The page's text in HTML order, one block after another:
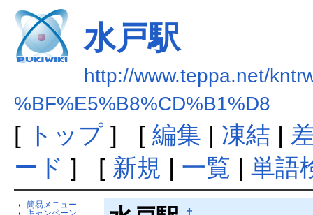
水戸駅
http://www.teppa.net/
%BF%E5%B8%CD%B1%D8
[ トップ] [ 編集 | 凍結 |
ード ] [ 新規 | 一覧 | 単語
簡易メニュー
キャンペーン